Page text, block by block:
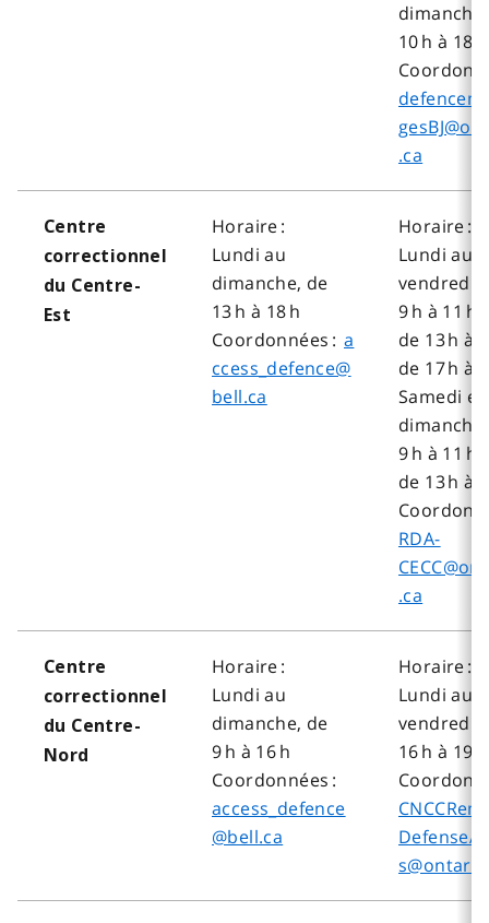
10 h à 18 h
.ca
Centre
correctionnel
du Centre-
Est
Horaire :
Lundi au
dimanche, de
13 h à 18 h
Coordonnées :a
ccess_defence@
bell.ca
Horaire :
Lundi au
vendredi,
9 h à 11 h
de 13 h à
de 17 h à
Samedi et
9 h à 11 h
de 13 h à
RDA-
.ca
Centre
correctionnel
du Centre-
Nord
Horaire :
Lundi au
dimanche, de
9 h à 16 h
Coordonnées :
access_defence
@bell.ca
Horaire :
Lundi au
vendredi,
16 h à 19 h